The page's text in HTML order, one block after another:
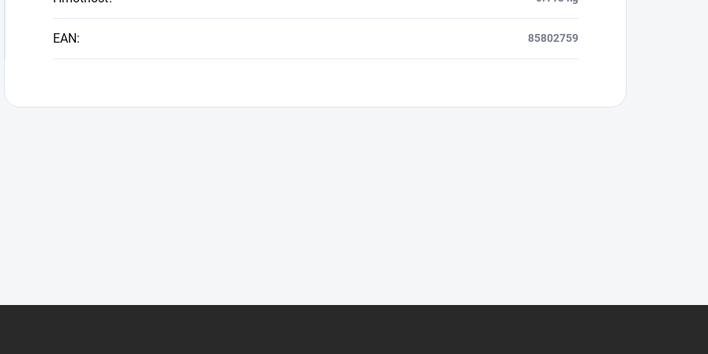
EAN: 85802759